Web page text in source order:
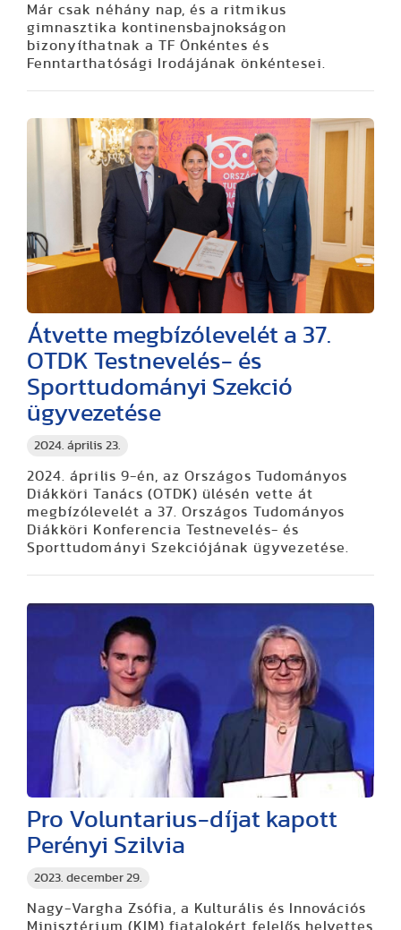
Már csak néhány nap, és a ritmikus
gimnasztika kontinensbajnokságon
bizonyíthatnak a TF Önkéntes és
Fenntarthatósági Irodájának önkéntesei.
2024. április 23.
Átvette megbízólevelét a 37.
OTDK Testnevelés- és
Sporttudományi Szekció
ügyvezetése
2024. április 9-én, az Országos Tudományos
Diákköri Tanács (OTDK) ülésén vette át
megbízólevelét a 37. Országos Tudományos
Diákköri Konferencia Testnevelés- és
Sporttudományi Szekciójának ügyvezetése.
2023. december 29.
Pro Voluntarius-díjat kapott
Perényi Szilvia
Nagy-Vargha Zsófia, a Kulturális és Innovációs
Minisztérium (KIM) fiatalokért felelős helyettes